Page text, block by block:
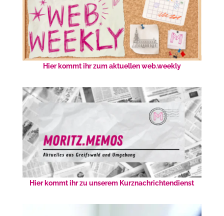
Hier kommt ihr zum aktuellen web.weekly
Hier kommt ihr zu unserem Kurznachrichtendienst